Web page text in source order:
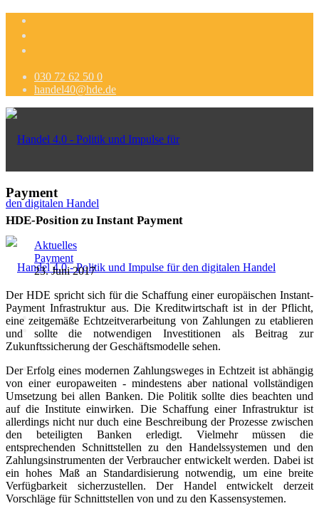
030 72 62 50 0
handel40@hde.de
Politik
Marktdaten
Digitales 1x1
IT-Sicherheit
Cyber-Sicherheit im Handel
Payment
HDE-Position zu Instant Payment
Aktuelles
Payment
23. Juni 2017
Der HDE spricht sich für die Schaffung einer europäischen Instant-
Payment Infrastruktur aus. Die Kreditwirtschaft ist in der Pflicht,
eine zeitgemäße Echtzeitverarbeitung von Zahlungen zu etablieren
und sollte die notwendigen Investitionen als Beitrag zur
Zukunftssicherung der Geschäftsmodelle sehen.
Der Erfolg eines modernen Zahlungsweges in Echtzeit ist abhängig
von einer europaweiten - mindestens aber national vollständigen
Umsetzung bei allen Banken. Die Politik sollte dies beachten und
auf die Institute einwirken. Die Schaffung einer Infrastruktur ist
allerdings nicht nur duch eine Beschreibung der Prozesse zwischen
den beteiligten Banken erledigt. Vielmehr müssen die
entsprechenden Schnittstellen zu den Handelssystemen und den
Zahlungsinstrumenten der Verbraucher entwickelt werden. Dabei ist
ein hohes Maß an Standardisierung notwendig, um eine breite
Verfügbarkeit sicherzustellen. Der Handel entwickelt derzeit
Vorschläge für Schnittstellen von und zu den Kassensystemen.